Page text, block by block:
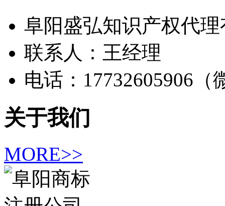
阜阳盛弘知识产权代
联系人：王经理
电话：17732605906（
关于我们
MORE>>